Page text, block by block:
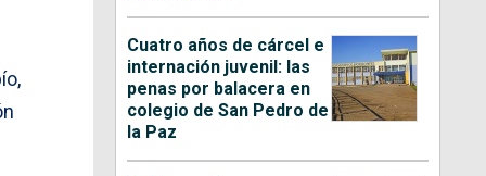
Cuatro años de cárcel e
internación juvenil: las
penas por balacera en
colegio de San Pedro de
la Paz